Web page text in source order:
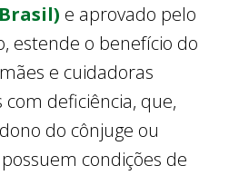
e aprovado pelo
estende o benefício do
e cuidadoras
deficiência, que,
do cônjuge ou
condições de